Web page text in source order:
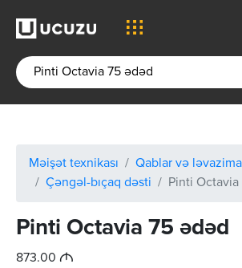
Məişət texnikası
Qablar və
Çəngəl-bıçaq dəsti
Pinti Octavia
Pinti Octavia 75 ədəd
873.00 M